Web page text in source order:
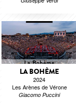
LA BOHÈME
2024
Les Arènes de Vérone
Giacomo Puccini